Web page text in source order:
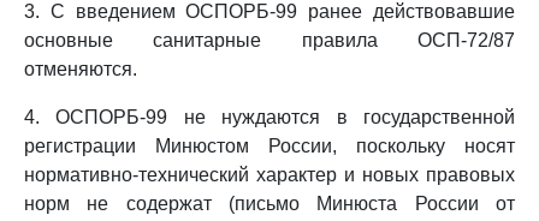
3. С введением ОСПОРБ-99 ранее действовавшие
основные санитарные правила ОСП-72/87
отменяются.
4. ОСПОРБ-99 не нуждаются в государственной
регистрации Минюстом России, поскольку носят
нормативно-технический характер и новых правовых
норм не содержат (письмо Минюста России от